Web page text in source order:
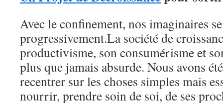
Avec le confinement, nos imaginaires
progressivement.La société de
productivisme, son consumérisme et
plus que jamais absurde. Nous avons
recentrer sur les choses simples mais
nourrir, prendre soin de soi, de ses